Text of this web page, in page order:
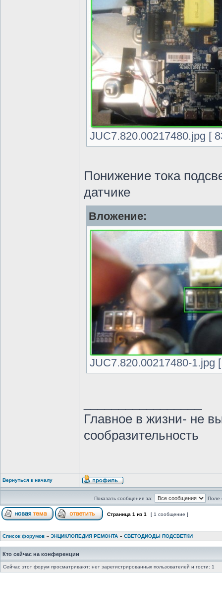
JUC7.820.00217480.jpg [
Понижение тока
датчике
Вложение:
JUC7.820.00217480-1.jpg
Главное в жизни- не
сообразительность
Вернуться к началу
Показать сообщения за: Поле
Страница 1 из 1 [ 1 сообщение ]
Список форумов » ЭНЦИКЛОПЕДИЯ РЕМОНТА » СВЕТОДИОДЫ ПОДСВЕТКИ
Кто сейчас на конференции
Сейчас этот форум просматривают: нет зарегистрированных пользователей и гости: 1